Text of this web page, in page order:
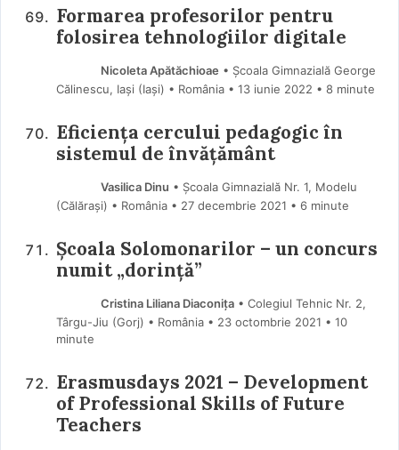
Formarea profesorilor pentru
folosirea tehnologiilor digitale
Nicoleta Apătăchioae • Școala Gimnazială George
Călinescu, Iași (Iaşi) • România
13 iunie 2022 • 8 minute
Eficiența cercului pedagogic în
sistemul de învățământ
Vasilica Dinu • Școala Gimnazială Nr. 1, Modelu
(Călărași) • România
27 decembrie 2021 • 6 minute
Școala Solomonarilor – un concurs
numit „dorință”
Cristina Liliana Diaconița• Colegiul Tehnic Nr. 2,
Târgu-Jiu (Gorj) • România
23 octombrie 2021 • 10
minute
Erasmusdays 2021 – Development
of Professional Skills of Future
Teachers